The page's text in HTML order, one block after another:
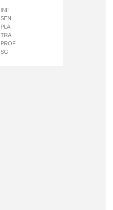
INF
SEN
PLA
TRA
PROF
SG